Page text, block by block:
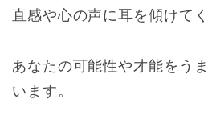
直感や心の声に耳を傾けてく
あなたの可能性や才能をう
います。